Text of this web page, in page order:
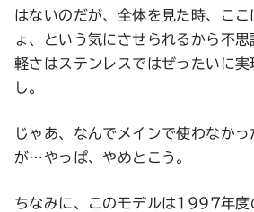
はないのだが、全体を見た時、ここ
ょ、という気にさせられるから不
軽さはステンレスではぜったいに
し。
じゃあ、なんでメインで使わなか
が…やっぱ、やめとこう。
ちなみに、このモデルは1997年度